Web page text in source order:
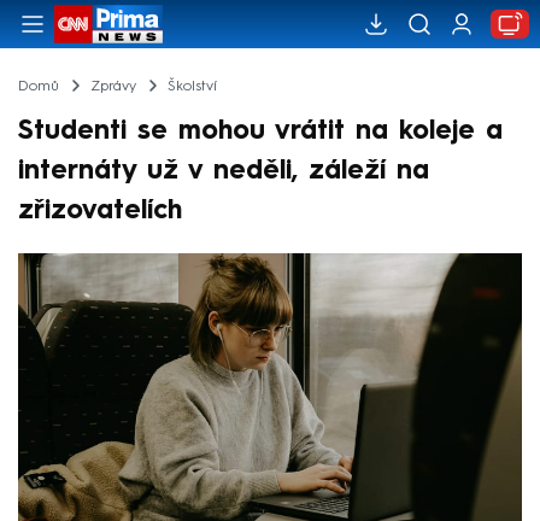
Domů Zprávy Školství
Studenti se mohou vrátit na koleje a
internáty už v neděli, záleží na
zřizovatelích